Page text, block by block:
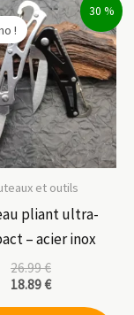
30 %
!
et outils
pliant ultra-
– acier inox
26.99€
18.89€